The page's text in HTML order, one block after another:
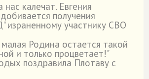
калечат. Евгения
получения
израненному участнику СВО
Родина остается такой
и только процветает!"
поздравила Плотаву с